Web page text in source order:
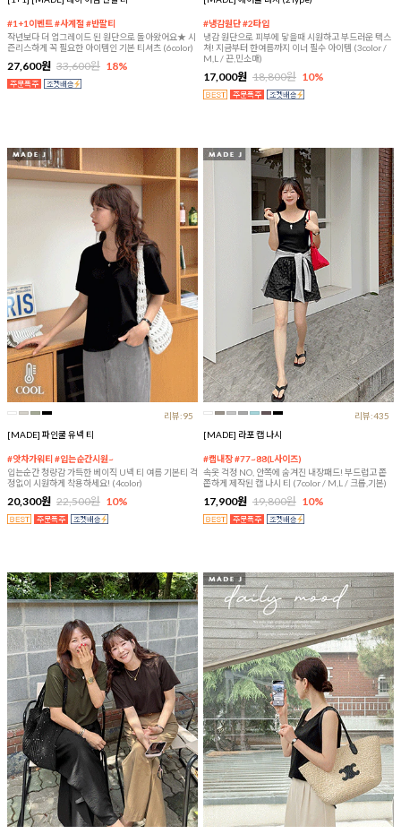
#1+1이벤트 #사계절 #반팔티
작년보다 더 업그레이드 된 원단으로 돌아왔어요★ 시
즌리스하게 꼭 필요한 아이템인 기본 티셔츠 (6color)
27,600원 33,600원 18%
#냉감원단 #2타입
냉감 원단으로 피부에 닿을때 시원하고 부드러운 텍스
쳐! 지금부터 한여름까지 이너 필수 아이템 (3color /
M,L / 끈,민소매)
17,000원 18,800원 10%
리뷰:95
[MADE] 파인쿨 유넥 티
#앗차가워티 #입는순간시원~
입는순간 청량감 가득한 베이직 U넥 티 여름 기본티 걱
정없이 시원하게 착용하세요! (4color)
20,300원 22,500원 10%
리뷰:435
[MADE] 라포 캡 나시
#캡내장 #77~88(L사이즈)
속옷 걱정 NO, 안쪽에 숨겨진 내장패드! 부드럽고 쫀
쫀하게 제작된 캡 나시 티 (7color / M,L / 크롭,기본)
17,900원 19,800원 10%